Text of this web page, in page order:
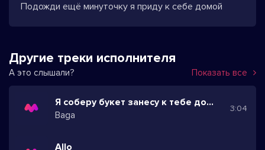
Подожди ещё минуточку я приду к себе домой
Другие треки исполнителя
А это слышали? Показать все
Я соберу букет занесу к тебе домой
Baga
3:04
Allo